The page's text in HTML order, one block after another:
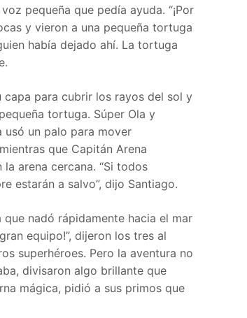
pequeña que pedía ayuda. “¡Por
y vieron a una pequeña tortuga
había dejado ahí. La tortuga
para cubrir los rayos del sol y
tortuga. Súper Ola y
usó un palo para mover
que Capitán Arena
arena cercana. “Si todos
estarán a salvo”, dijo Santiago.
nadó rápidamente hacia el mar
equipo!”, dijeron los tres al
superhéroes. Pero la aventura no
divisaron algo brillante que
mágica, pidió a sus primos que